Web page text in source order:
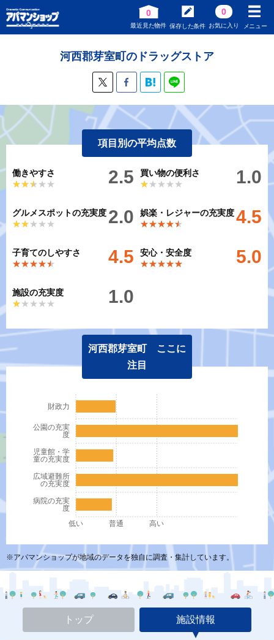
0
最近見た物件 保存した条件
0
お気に入り メニュー
河西郡芽室町のドラッグストア
項目別の平均点数
働きやすさ
★★★★★
★★★★★ 2.5
買い物の便利さ
★★★★★
★★★★★ 1.0
グルメスポットの充実度
★★★★★
★★★★★ 2.0
娯楽・レジャーの充実度
★★★★★
★★★★★ 4.5
子育てのしやすさ
★★★★★
★★★★★ 4.5
安心・安全度
★★★★★
★★★★★ 5.0
施設の充実度
★★★★★
★★★★★ 1.0
河西郡芽室町 ここに
注目
病院の充実
度
広域避難所
の充実度
児童館・学
童の充実度
公園の充実
度
財政力
低い 普通 高い
※アパマンショップが地域のデータを独自に調査・集計しています。
トップ 施設情報